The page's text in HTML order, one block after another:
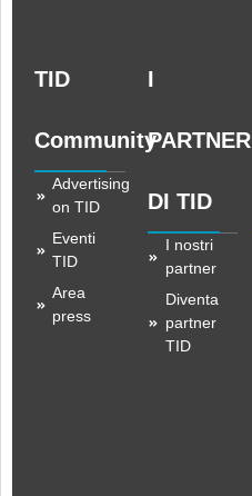
TID
Community
Advertising
on TID
Eventi
TID
Area
press
I
PARTNER
DI TID
I nostri
partner
Diventa
partner
TID